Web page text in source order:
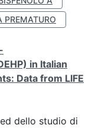
PREMATURO
in Italian
Data from LIFE
dello studio di